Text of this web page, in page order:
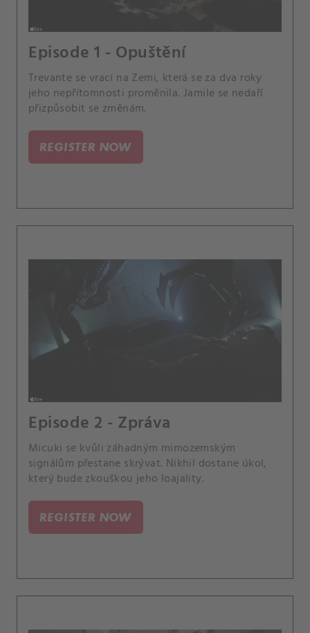
Episode 1 - Opuštění
Trevante se vrací na Zemi, která se za dva roky
jeho nepřítomnosti proměnila. Jamile se nedaří
přizpůsobit se změnám.
REGISTER NOW
Episode 2 - Zpráva
Micuki se kvůli záhadným mimozemským
signálům přestane skrývat. Nikhil dostane úkol,
který bude zkouškou jeho loajality.
REGISTER NOW